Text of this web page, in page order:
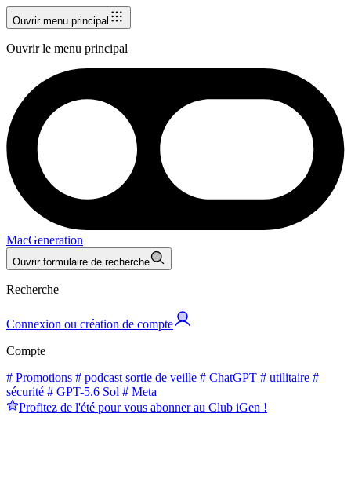
Ouvrir menu principal
Ouvrir le menu principal
MacGeneration
Ouvrir formulaire de recherche
Recherche
Connexion ou création de compte
Compte
# Promotions # podcast sortie de veille # ChatGPT # utilitaire #
sécurité # GPT-5.6 Sol # Meta
Profitez de l'été pour vous abonner au Club iGen !